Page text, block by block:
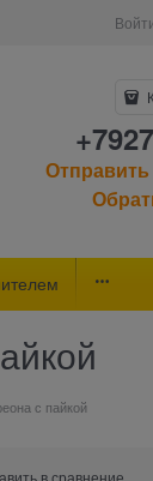
с пайкой
в сравнение